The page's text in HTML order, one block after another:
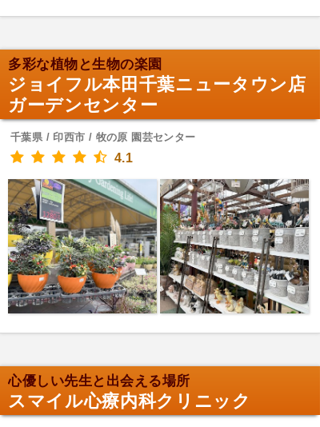
多彩な植物と生物の楽園
ジョイフル本田千葉ニュータウン店
ガーデンセンター
千葉県 / 印西市 / 牧の原 園芸センター
4.1
心優しい先生と出会える場所
スマイル心療内科クリニック